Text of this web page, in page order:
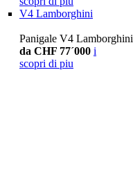
V4 Lamborghini
Panigale V4 Lamborghini
da CHF 77´000 i
scopri di piu